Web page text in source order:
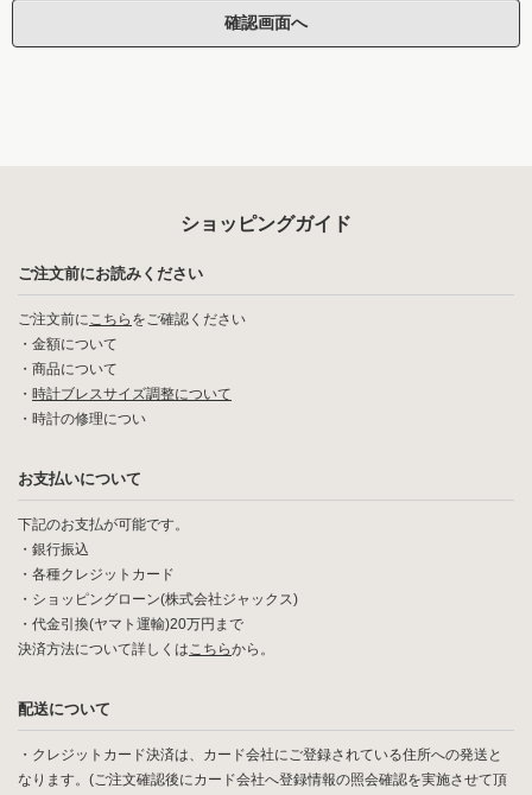
ショッピングガイド
ご注文前にお読みください
ご注文前にこちら をご確認ください
・ 金額について
・ 商品について
・ 時計ブレスサイズ調整について
・ 時計の修理につい
お支払いについて
下記のお支払が可能です。
・銀行振込
・各種クレジットカード
・ショッピングローン(株式会社ジャックス)
・代金引換(ヤマト運輸)20万円まで
決済方法について詳しくはこちらから。
配送について
・クレジットカード決済は、カード会社にご登録されている住所への発送と
なります。(ご注文確認後にカード会社へ登録情報の照会確認を実施させて頂